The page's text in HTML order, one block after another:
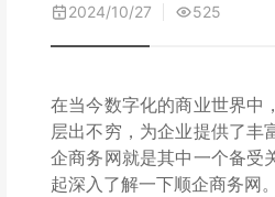
2024/10/27 525
在当今数字化的商业世界中
层出不穷，为企业提供了丰
企商务网就是其中一个备受
起深入了解一下顺企商务网。